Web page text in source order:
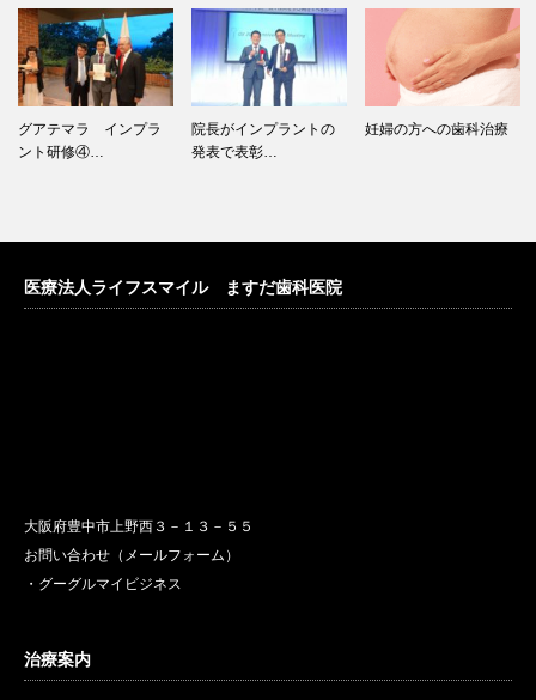
グアテマラ インプラ
ント研修④…
院長がインプラントの
発表で表彰…
妊婦の方への歯科治療
医療法人ライフスマイル ますだ歯科医院
大阪府豊中市上野西３－１３－５５
お問い合わせ（メールフォーム）
・グーグルマイビジネス
治療案内